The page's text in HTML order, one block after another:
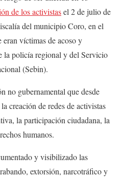
de los activistasel 2 de julio de
del municipio Coro, en el
eran víctimas de acoso y
la policía regional y del Servicio
(Sebin).
no gubernamental que desde
creación de redes de activistas
la participación ciudadana, la
humanos.
y visibilizado las
extorsión, narcotráfico y